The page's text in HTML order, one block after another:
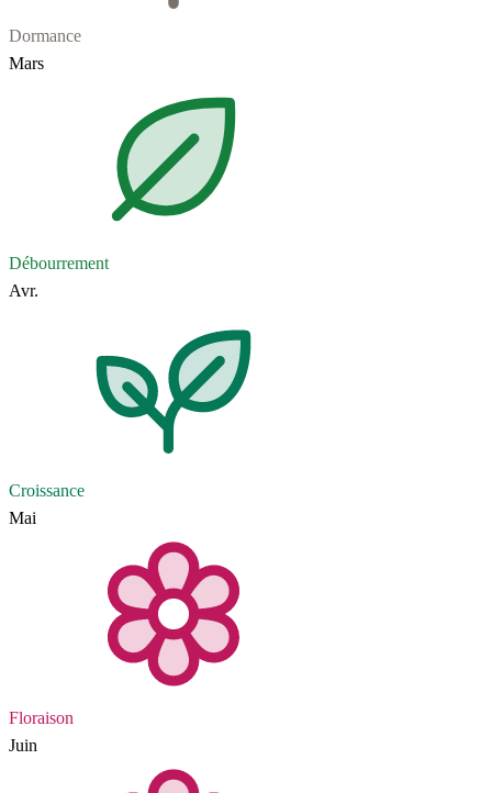
Dormance
Mars
Débourrement
Avr.
Croissance
Mai
Floraison
Juin